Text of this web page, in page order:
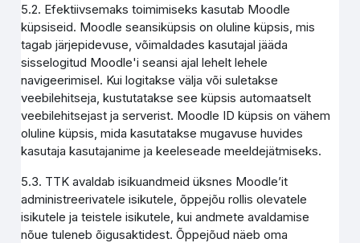
5.2. Efektiivsemaks toimimiseks kasutab Moodle
küpsiseid. Moodle seansiküpsis on oluline küpsis, mis
tagab järjepidevuse, võimaldades kasutajal jääda
sisselogitud Moodle'i seansi ajal lehelt lehele
navigeerimisel. Kui logitakse välja või suletakse
veebilehitseja, kustutatakse see küpsis automaatselt
veebilehitsejast ja serverist. Moodle ID küpsis on vähem
oluline küpsis, mida kasutatakse mugavuse huvides
kasutaja kasutajanime ja keeleseade meeldejätmiseks.
5.3. TTK avaldab isikuandmeid üksnes Moodle’it
administreerivatele isikutele, õppejõu rollis olevatele
isikutele ja teistele isikutele, kui andmete avaldamise
nõue tuleneb õigusaktidest. Õppejõud näeb oma